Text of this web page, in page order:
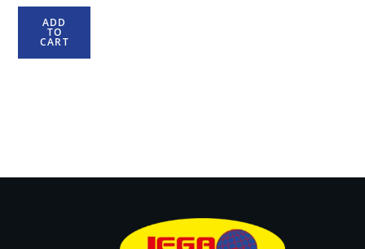
ADD
TO
CART